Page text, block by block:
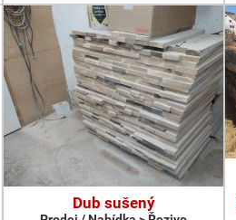
Dub sušený